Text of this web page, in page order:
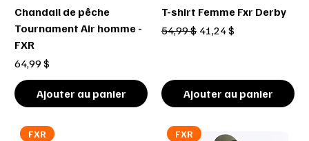
Chandail de pêche
Tournament Air homme -
FXR
Prix
64,99 $
Ajouter au panier
T-shirt Femme Fxr Derby
Prix original
54,99 $ Prix promotionnel
41,24 $
Ajouter au panier
FXR FXR